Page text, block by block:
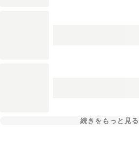
続きをもっと見る